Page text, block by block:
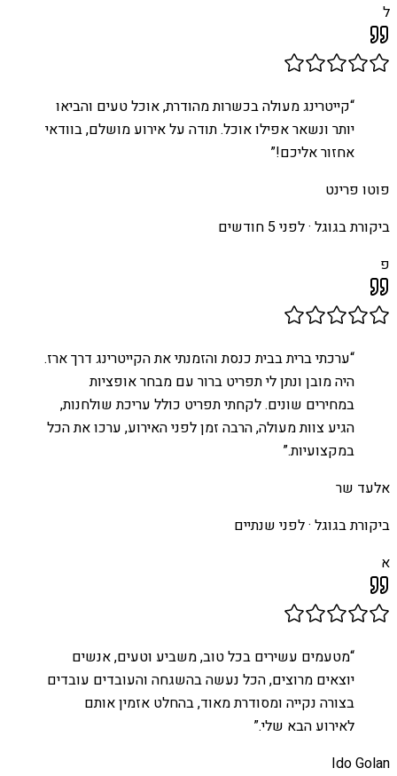
ל
“קייטרינג מעולה בכשרות מהודרת, אוכל טעים והביאו
יותר ונשאר אפילו אוכל. תודה על אירוע מושלם, בוודאי
אחזור אליכם!”
פוטו פרינט
ביקורת בגוגל ·לפני 5 חודשים
פ
“ערכתי ברית בבית כנסת והזמנתי את הקייטרינג דרך ארז.
היה מובן ונתן לי תפריט ברור עם מבחר אופציות
במחירים שונים. לקחתי תפריט כולל עריכת שולחנות,
הגיע צוות מעולה, הרבה זמן לפני האירוע, ערכו את הכל
במקצועיות.”
אלעד שר
ביקורת בגוגל ·לפני שנתיים
א
“מטעמים עשירים בכל טוב, משביע וטעים, אנשים
יוצאים מרוצים, הכל נעשה בהשגחה והעובדים עובדים
בצורה נקייה ומסודרת מאוד, בהחלט אזמין אותם
לאירוע הבא שלי.”
Ido Golan